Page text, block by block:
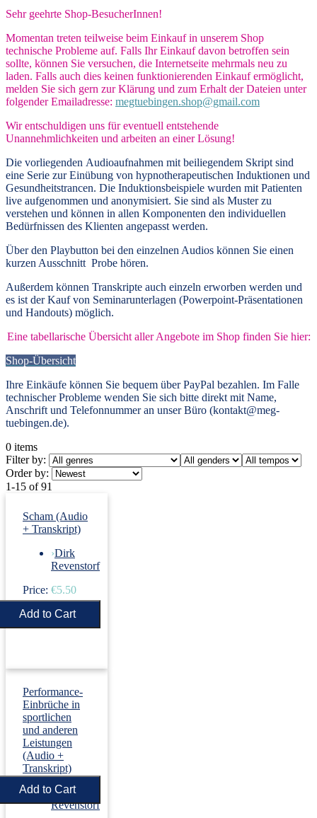
Sehr geehrte Shop-BesucherInnen!
Momentan treten teilweise beim Einkauf in unserem Shop
technische Probleme auf. Falls Ihr Einkauf davon betroffen sein
sollte, können Sie versuchen, die Internetseite mehrmals neu zu
laden. Falls auch dies keinen funktionierenden Einkauf ermöglicht,
melden Sie sich gern zur Klärung und zum Erhalt der Dateien unter
folgender Emailadresse: megtuebingen.shop@gmail.com
Wir entschuldigen uns für eventuell entstehende
Unannehmlichkeiten und arbeiten an einer Lösung!
Die vorliegenden Audioaufnahmen mit beiliegendem Skript sind
eine Serie zur Einübung von hypnotherapeutischen Induktionen und
Gesundheitstrancen. Die Induktionsbeispiele wurden mit Patienten
live aufgenommen und anonymisiert. Sie sind als Muster zu
verstehen und können in allen Komponenten den individuellen
Bedürfnissen des Klienten angepasst werden.
Über den Playbutton bei den einzelnen Audios können Sie einen
kurzen Ausschnitt Probe hören.
Außerdem können Transkripte auch einzeln erworben werden und
es ist der Kauf von Seminarunterlagen (Powerpoint-Präsentationen
und Handouts) möglich.
Eine tabellarische Übersicht aller Angebote im Shop finden Sie hier:
Shop-Übersicht
Ihre Einkäufe können Sie bequem über PayPal bezahlen. Im Falle
technischer Probleme wenden Sie sich bitte direkt mit Name,
Anschrift und Telefonnummer an unser Büro (kontakt@meg-
tuebingen.de).
0 items
Filter by:
Order by:
1-15 of 91
Scham (Audio
+ Transkript)
›Dirk
Revenstorf
Price: €5.50
Performance-
Einbrüche in
sportlichen
und anderen
Leistungen
(Audio +
Transkript)
› Dirk
Revenstorf